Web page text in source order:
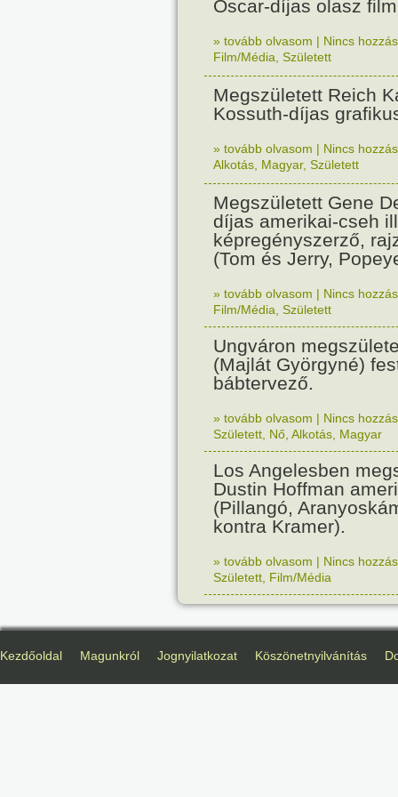
Oscar-díjas olasz
» tovább olvasom | Nincs
Film/Média Született
Megszületett Reich
Kossuth-díjas
» tovább olvasom | Nincs
Alkotás Magyar, Született
Megszületett Gene
díjas amerikai-cseh
képregényszerző,
(Tom és Jerry,
» tovább olvasom | Nincs
Film/Média Született
Ungváron
(Majlát Györgyné)
bábtervező.
» tovább olvasom | Nincs
Született Nő Alkotás Magyar
Los Angelesben
Dustin Hoffman
(Pillangó,
kontra Kramer).
» tovább olvasom | Nincs
Született Film/Média
Kezdőoldal Magunkról Jognyilatkozat Köszönetnyilvánítás